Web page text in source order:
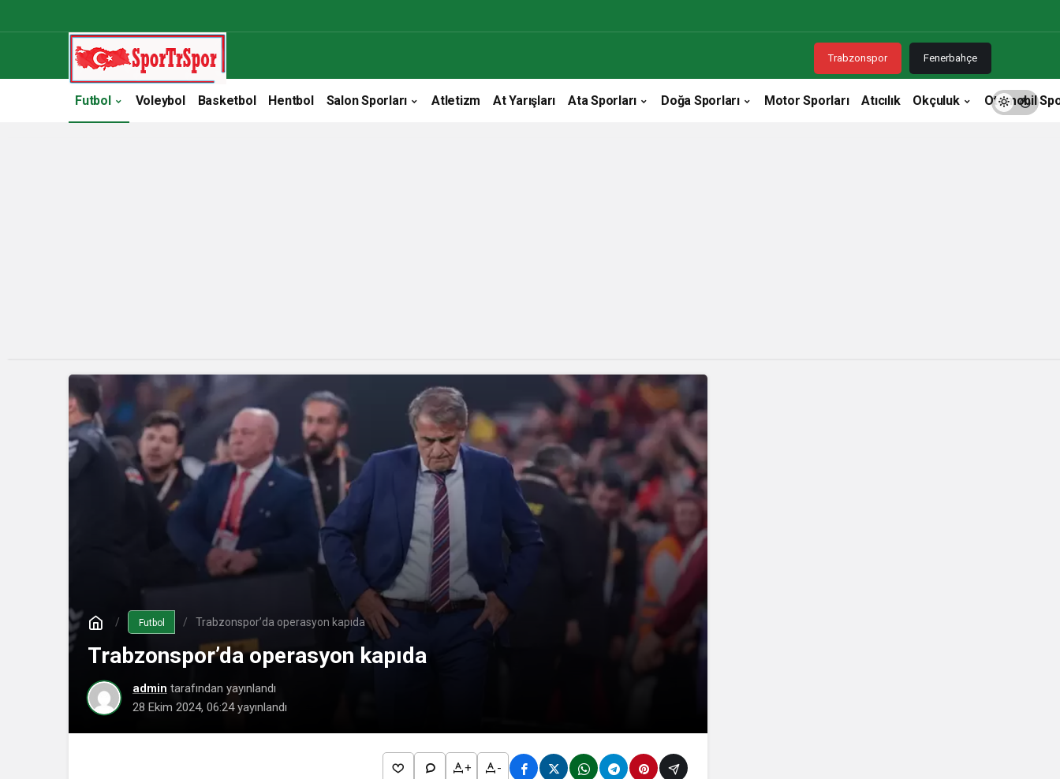
Trabzonspor Fenerbahçe
Futbol Voleybol Basketbol Hentbol Salon Sporları Atletizm At Yarışları Ata Sporları Doğa Sporları Motor Sporları Atıcılık Okçuluk Otomobil
Futbol Trabzonspor’da operasyon kapıda
Trabzonspor’da operasyon kapıda
admin tarafından yayınlandı
28 Ekim 2024, 06:24yayınlandı
+ -